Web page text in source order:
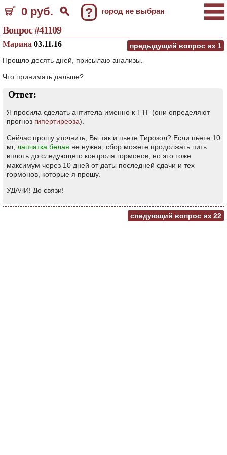
0 руб. ? город не выбран
Вопрос #41109
предыдущий вопрос из 1
Марина 03.11.16
Прошло десять дней, присылаю анализы.
Что принимать дальше?
Ответ:
Я просила сделать антитела именно к ТТГ (они определяют
прогноз гипертиреоза).
Сейчас прошу уточнить, Вы так и пьете Тирозол? Если пьете 10
мг, лапчатка белая не нужна, сбор можете продолжать пить
вплоть до следующего контроля гормонов, но это тоже
максимум через 10 дней от даты последней сдачи и тех
гормонов, которые я прошу.
УДАЧИ! До связи!
следующий вопрос из 22